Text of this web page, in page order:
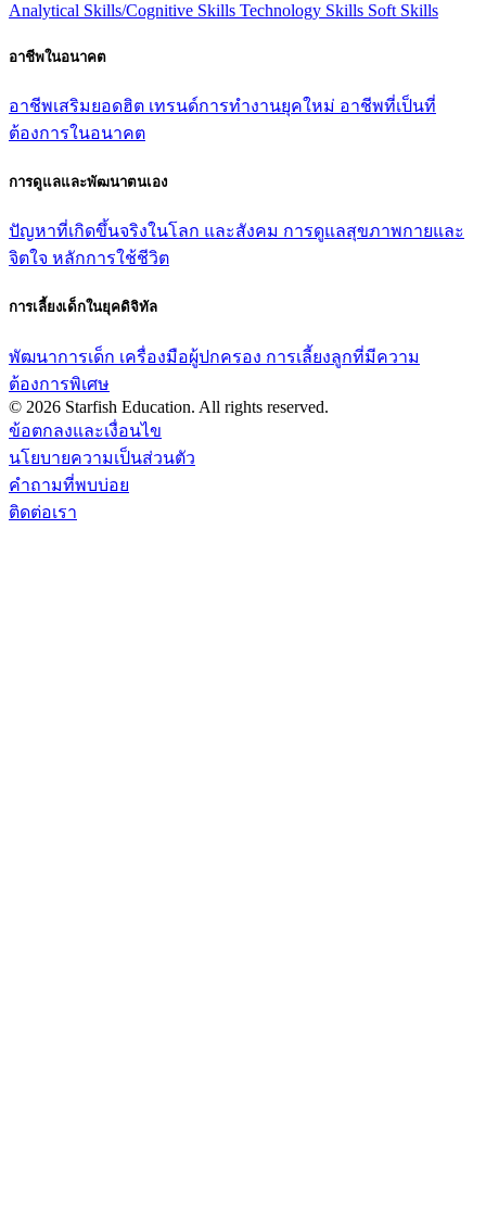
Analytical Skills/Cognitive Skills Technology Skills Soft Skills
อาชีพในอนาคต
อาชีพเสริมยอดฮิต เทรนด์การทํางานยุคใหม่ อาชีพที่เป็นที่
ต้องการในอนาคต
การดูแลและพัฒนาตนเอง
ปัญหาที่เกิดขึ้นจริงในโลก และสังคม การดูแลสุขภาพกายและ
จิตใจ หลักการใช้ชีวิต
การเลี้ยงเด็กในยุคดิจิทัล
พัฒนาการเด็ก เครื่องมือผู้ปกครอง การเลี้ยงลูกที่มีความ
ต้องการพิเศษ
© 2026 Starfish Education. All rights reserved.
ข้อตกลงและเงื่อนไข
นโยบายความเป็นส่วนตัว
คำถามที่พบบ่อย
ติดต่อเรา